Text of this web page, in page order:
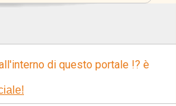
di questo portale !? è